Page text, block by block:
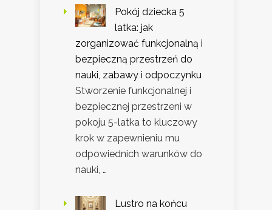
Pokój dziecka 5
latka: jak
zorganizować funkcjonalną i
bezpieczną przestrzeń do
nauki, zabawy i odpoczynku
Stworzenie funkcjonalnej i
bezpiecznej przestrzeni w
pokoju 5-latka to kluczowy
krok w zapewnieniu mu
odpowiednich warunków do
nauki, …
Lustro na końcu